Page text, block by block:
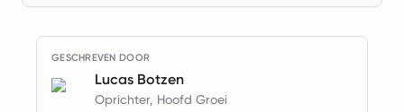
GESCHREVEN DOOR
Lucas Botzen
Oprichter, Hoofd Groei